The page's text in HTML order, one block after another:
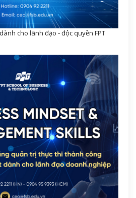
cho lãnh đạo - độc quyền FPT